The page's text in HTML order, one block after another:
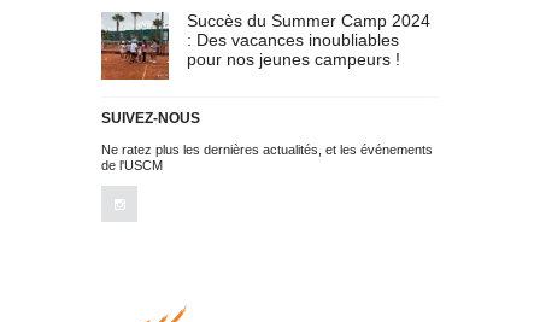
Succès du Summer Camp 2024
: Des vacances inoubliables
pour nos jeunes campeurs !
SUIVEZ-NOUS
Ne ratez plus les dernières actualités, et les événements
de l'USCM